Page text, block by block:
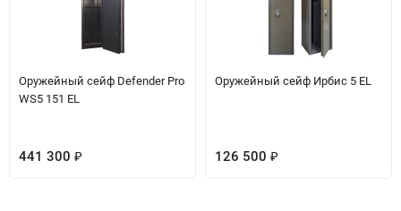
Оружейный сейф Defender Pro
WS5 151 EL
441 300 ₽
Оружейный сейф Ирбис 5 ЕL
126 500 ₽